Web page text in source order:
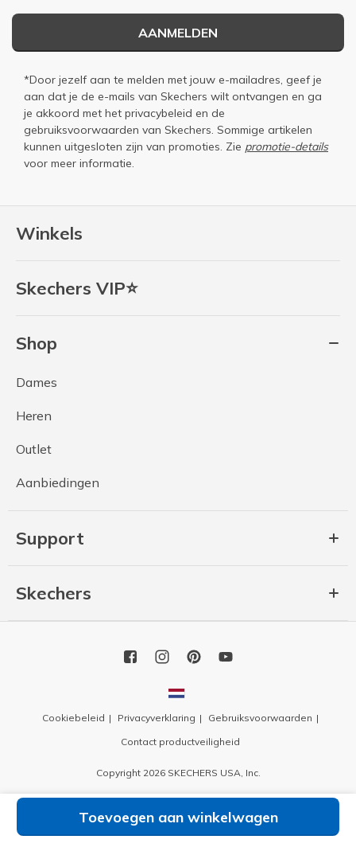
Toevoegen aan winkelwagen
Winkels
Skechers VIP⭐
Shop
Dames
Heren
Outlet
Aanbiedingen
Support
Skechers
AANMELDEN
*Door jezelf aan te melden met jouw e-mailadres, geef je
aan dat je de e-mails van Skechers wilt ontvangen en ga
je akkoord met het privacybeleid en de
gebruiksvoorwaarden van Skechers. Sommige artikelen
kunnen uitgesloten zijn van promoties. Zie promotie-details
voor meer informatie.
Cookiebeleid Privacyverklaring
Gebruiksvoorwaarden
Contact productveiligheid
Copyright 2026 SKECHERS USA, Inc.